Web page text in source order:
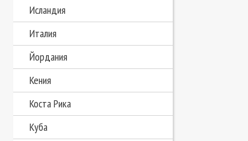
Исландия
Италия
Йордания
Кения
Коста Рика
Куба